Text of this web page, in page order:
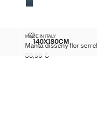
Talles
140X180CM
MANTA
MADE IN ITALY
Manta disseny flor
MANTA DISSENY
Preu actual [59,99 € ]
59,99 €